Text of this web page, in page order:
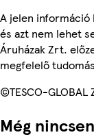
A jelen információ
és azt nem lehet
Áruházak Zrt.
megfelelő
©TESCO-GLOBAL
Még